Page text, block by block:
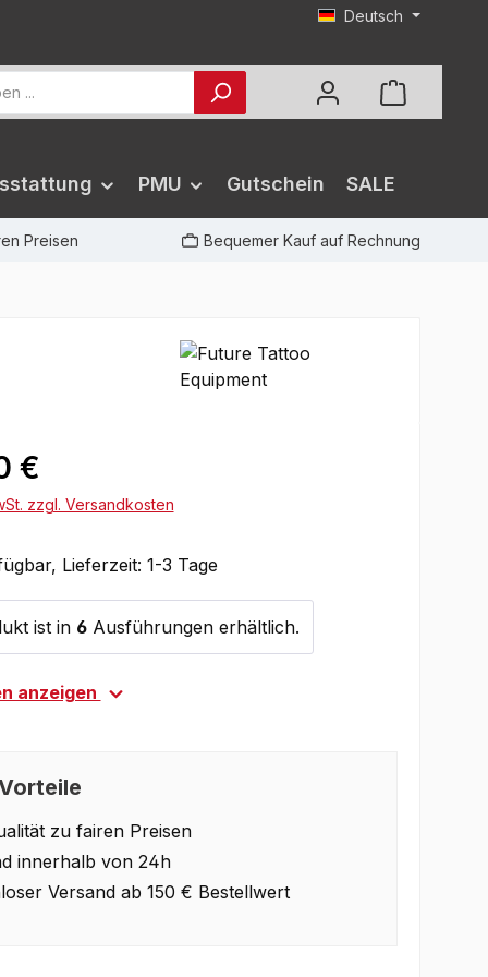
Deutsch
PMU Gutschein SALE
Preisen Bequemer Kauf auf Rechnung
€
zzgl. Versandkosten
Lieferzeit: 1-3 Tage
ist in 6Ausführungen erhältlich.
anzeigen
zu fairen Preisen
innerhalb von 24h
Versand ab 150 € Bestellwert